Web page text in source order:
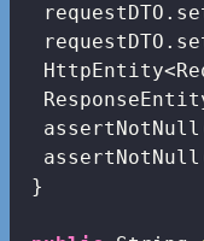
}